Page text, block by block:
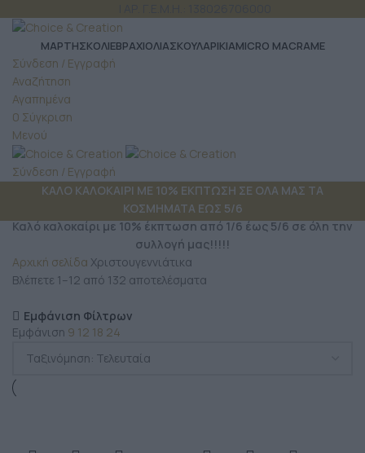
ΜΆΡΤΗΣΚΟΛΙΕΒΡΑΧΙΟΛΙΑΣΚΟΥΛΑΡΙΚΙΑMICRO MACRAME
Σύνδεση / Εγγραφή
Αναζήτηση
Αγαπημένα
0 Σύγκριση
Μενού
Σύνδεση / Εγγραφή
ΚΑΛΟ ΚΑΛΟΚΑΙΡΙ ΜΕ 10% ΕΚΠΤΩΣΗ ΣΕ ΟΛΑ ΜΑΣ ΤΑ
ΚΟΣΜΗΜΑΤΑ ΕΩΣ 5/6
Καλό καλοκαίρι με 10% έκπτωση από 1/6 έως 5/6 σε όλη την
συλλογή μας!!!!!
Αρχική σελίδα Χριστουγεννιάτικα
Βλέπετε 1–12 από 132 αποτελέσματα
Εμφάνιση Φίλτρων
Εμφάνιση 9 12 18 24